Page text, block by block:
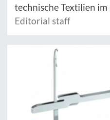
technische Textilien
Editorial staff